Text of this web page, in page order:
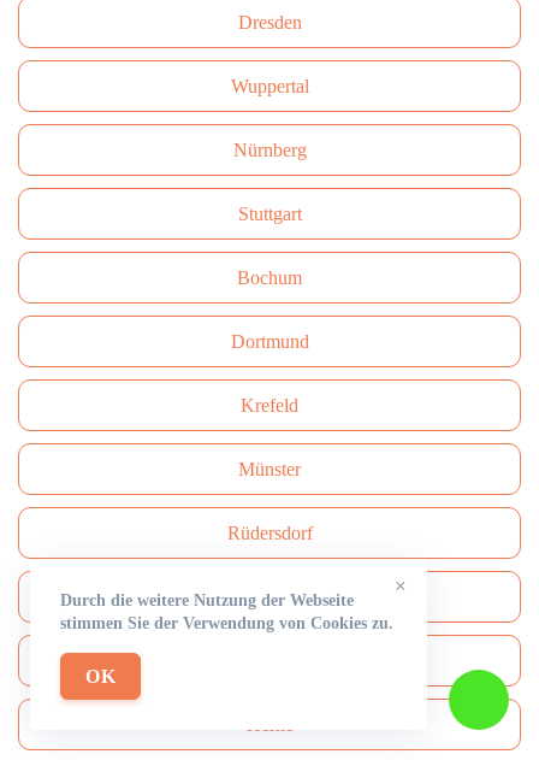
Dresden
Wuppertal
Nürnberg
Stuttgart
Bochum
Dortmund
Krefeld
Münster
Rüdersdorf
Mönchengladbach ×
Durch die weitere Nutzung der Webseite
stimmen Sie der Verwendung von Cookies zu.
OK